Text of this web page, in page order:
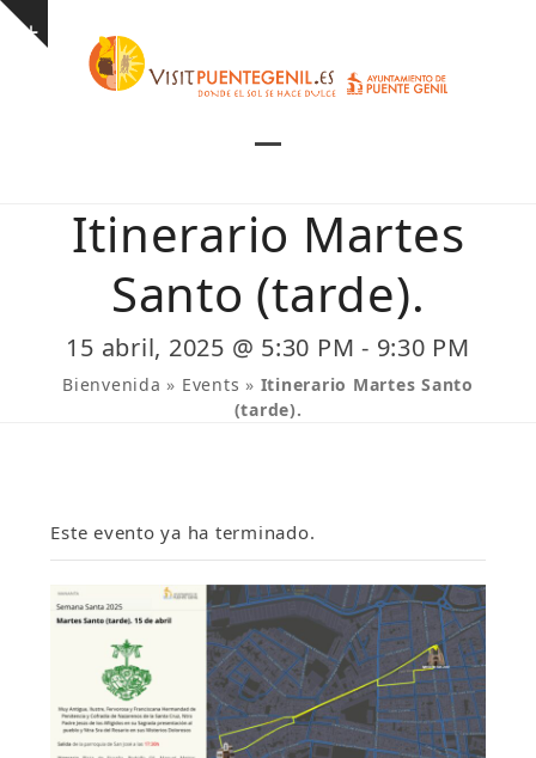
Skip
Show
mobile
menu
mobile
menu
Itinerario Martes
Santo (tarde).
15 abril, 2025 @ 5:30 PM - 9:30 PM
Bienvenida » Events » Itinerario Martes Santo
(tarde).
Este evento ya ha terminado.